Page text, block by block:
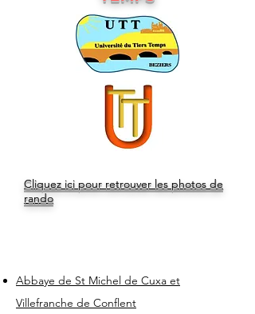
Cliquez ici pour retrouver les photos de
rando
Abbaye de St Michel de Cuxa et
Villefranche de Conflent